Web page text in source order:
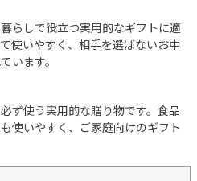
らしで役立つ実用的なギフトに適
使いやすく、相手を選ばないお中
います。
ず使う実用的な贈り物です。食品
使いやすく、ご家庭向けのギフト